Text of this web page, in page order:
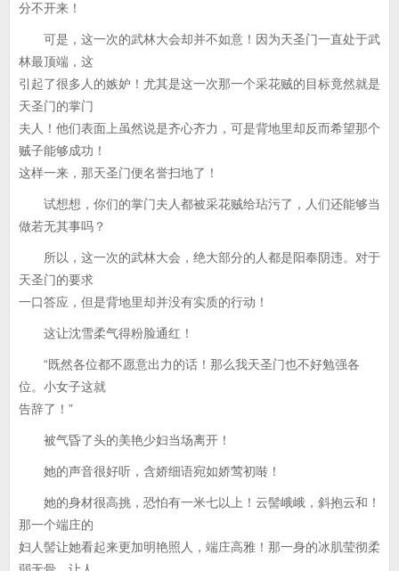
分不开来！
可是，这一次的武林大会却并不如意！因为天圣门一直处于武
林最顶端，这
引起了很多人的嫉妒！尤其是这一次那一个采花贼的目标竟然就是
天圣门的掌门
夫人！他们表面上虽然说是齐心齐力，可是背地里却反而希望那个
贼子能够成功！
这样一来，那天圣门便名誉扫地了！
试想想，你们的掌门夫人都被采花贼给玷污了，人们还能够当
做若无其事吗？
所以，这一次的武林大会，绝大部分的人都是阳奉阴违。对于
天圣门的要求
一口答应，但是背地里却并没有实质的行动！
这让沈雪柔气得粉脸通红！
“既然各位都不愿意出力的话！那么我天圣门也不好勉强各
位。小女子这就
告辞了！”
被气昏了头的美艳少妇当场离开！
她的声音很好听，含娇细语宛如娇莺初啭！
她的身材很高挑，恐怕有一米七以上！云髻峨峨，斜抱云和！
那一个端庄的
妇人髻让她看起来更加明艳照人，端庄高雅！那一身的冰肌莹彻柔